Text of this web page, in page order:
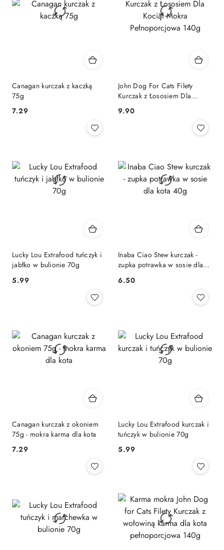
Canagan kurczak z kaczką
75g
Cena:
7.29
John Dog For Cats Filety
Kurczak z Łososiem Dla
140g
Cena:
9.90
Lucky Lou Extrafood tuńczyk i
jabłko w bulionie 70g
Cena:
5.99
Inaba Ciao Stew kurczak -
zupka potrawka w sosie dla
Cena:
6.50
Canagan kurczak z okoniem
75g - mokra karma dla kota
Cena:
7.29
Lucky Lou Extrafood kurczak i
tuńczyk w bulionie 70g
Cena:
5.99